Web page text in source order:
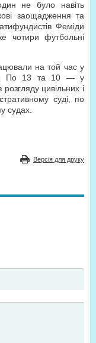
не було навіть
заощадження та
Феміди
чотири футбольні
на той час у
По 13 та 10 — у
цивільних і
суді, по
судах.
Версія для друку